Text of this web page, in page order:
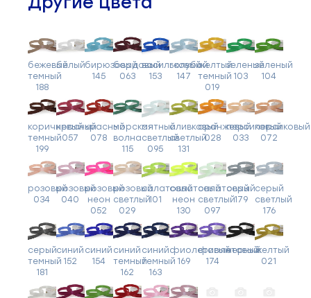
бежевый
темный
188
белыйбирюзовый
145
бордовый
063
васильковый
153
голубой
147
желтый
темный
019
зеленый
103
зеленый
104
коричневый
темный
199
красный
057
красный
078
морская
волна
115
мятный
светлый
095
оливковый
светлый
131
оранжевый
028
персиковый
033
персиковый
072
розовый
034
розовый
040
розовый
неон
052
розовый
светлый
029
салатовый
101
салатовый
неон
130
салатовый
светлый
097
серый
179
серый
светлый
176
серый
темный
181
синий
152
синий
154
синий
темный
162
синий
темный
163
фиолетовый
169
фиолетовый
174
черныйжелтый
021